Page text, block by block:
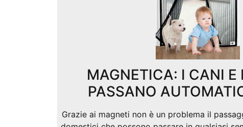
MAGNETICA: I CANI E
PASSANO
Grazie ai magneti non è un problema il